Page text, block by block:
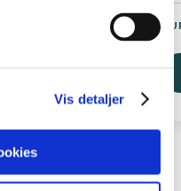
Vis detaljer